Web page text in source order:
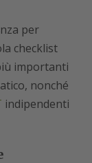
per
checklist
importanti
nonché
indipendenti